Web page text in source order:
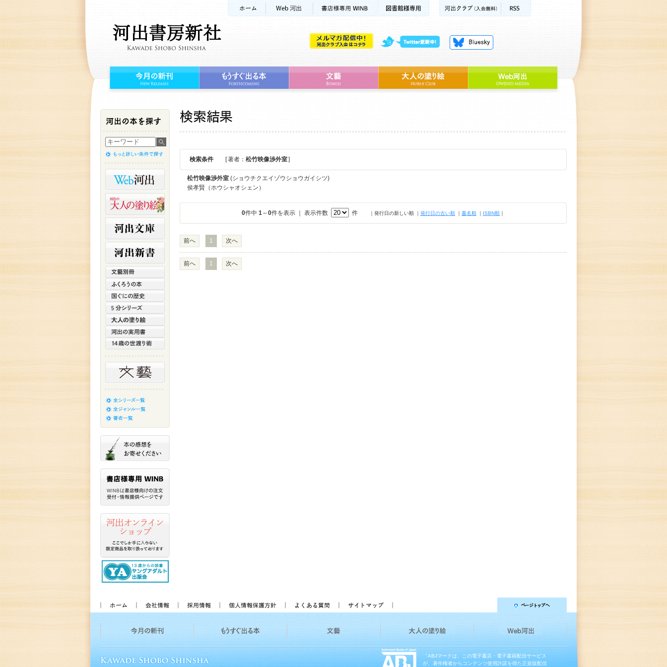
検索条件 [ 著者： 松竹映像渉外室]
松竹映像渉外室 (ショウチクエイゾウショウガイシツ)
侯孝賢（ホウシャオシェン）
0件中 1～0件を表示 ｜ 表示件数 件 ｜発行日の新しい順 ｜ 発行日の古い順 ｜ 書名順 ｜ ISBN順 ｜
前へ 1 次へ
前へ 1 次へ
「ABJマークは、この電子書店・電子書籍配信サービス
が、著作権者からコンテンツ使用許諾を得た正規版配信